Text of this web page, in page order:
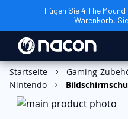
Fügen Sie 4 The
Warenkorb,
Startseite Gaming-
Nintendo
Zum